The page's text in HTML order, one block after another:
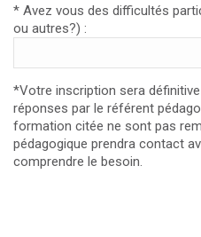
* Avez vous des difficultés
ou autres?) :
*Votre inscription sera
réponses par le référent
formation citée ne sont pas
pédagogique prendra contact
comprendre le besoin.